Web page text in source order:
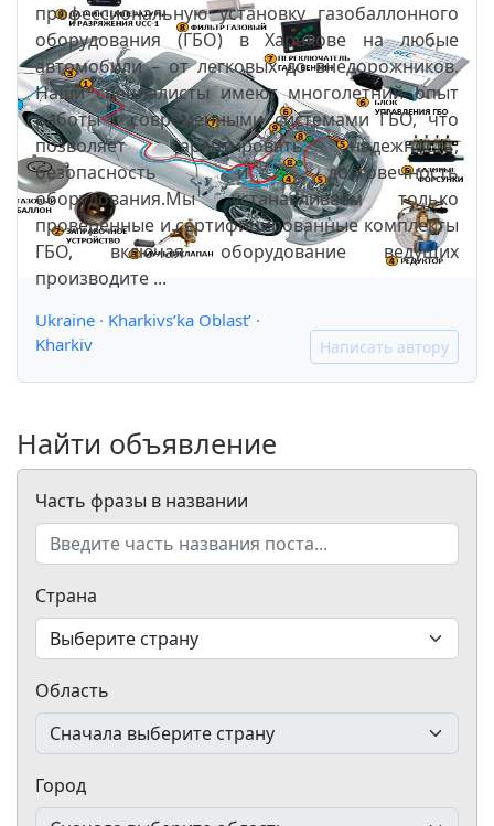
профессиональную установку газобаллонного
оборудования (ГБО) в Харькове на любые
автомобили – от легковых до внедорожников.
Наши специалисты имеют многолетний опыт
работы с современными системами ГБО, что
позволяет гарантировать надежность,
безопасность и долговечность
оборудования.Мы устанавливаем только
проверенные и сертифицированные комплекты
ГБО, включая оборудование ведущих
производите ...
Ukraine · Kharkivs’ka Oblast’ ·
Kharkiv
Написать автору
Найти объявление
Часть фразы в названии
Страна
Область
Город